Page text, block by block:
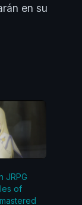
en su
JRPG
of